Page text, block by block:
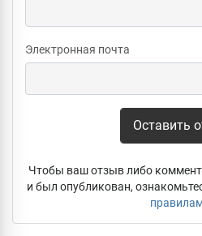
Электронная почта
Оставить
Чтобы ваш отзыв либо
и был опубликован,